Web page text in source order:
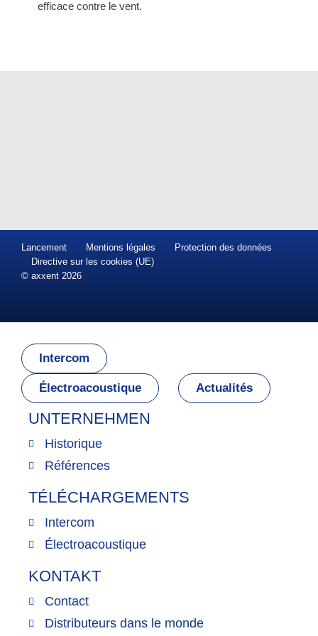
efficace contre le vent.
© axxent 2026
Lancement Mentions légales
Protection des données
Directive sur les cookies (UE)
Intercom
Électroacoustique Actualités
UNTERNEHMEN
Historique
Références
TÉLÉCHARGEMENTS
Intercom
Électroacoustique
KONTAKT
Contact
Distributeurs dans le monde